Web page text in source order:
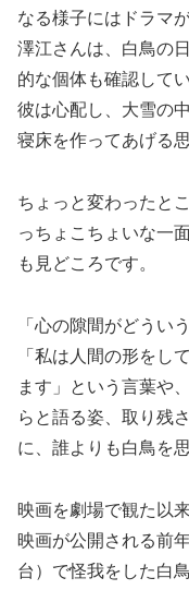
なる様子にはドラマ
澤江さんは、白鳥の
的な個体も確認してい
彼は心配し、大雪の
寝床を作ってあげる
ちょっと変わったと
っちょこちょいな一
も見どころです。
「心の隙間がどうい
「私は人間の形をし
ます」という言葉や
らと語る姿、取り残
に、誰よりも白鳥を
映画を劇場で観た以
映画が公開される前
台）で怪我をした白